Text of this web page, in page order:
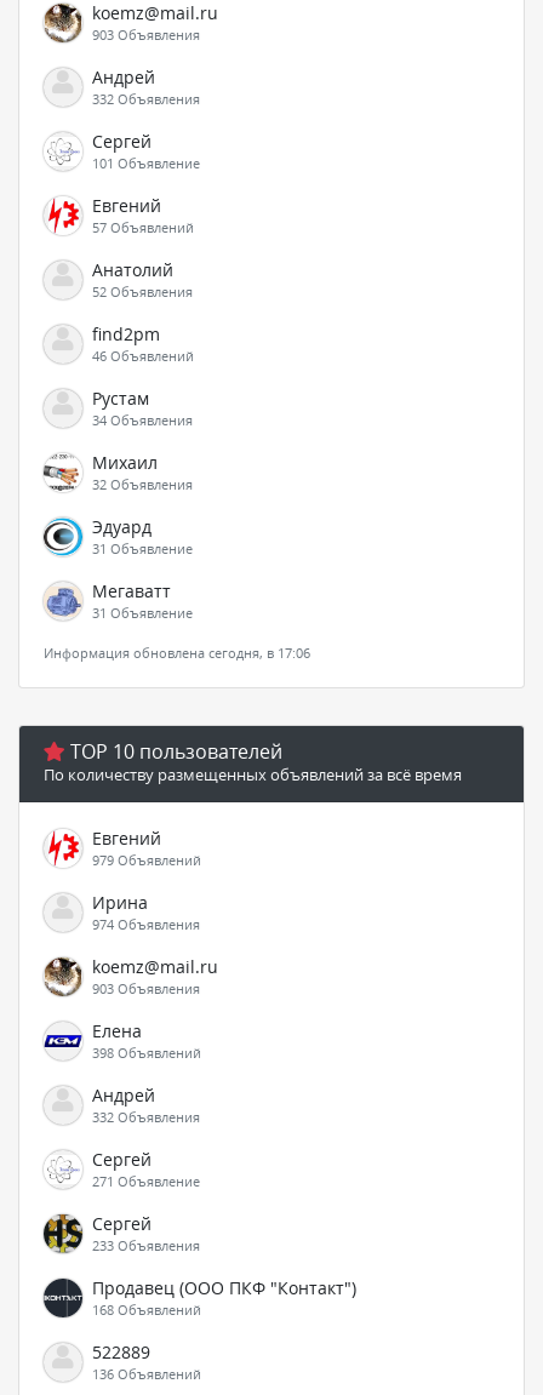
koemz@mail.ru
903 Объявления
Андрей
332 Объявления
Сергей
101 Объявление
Евгений
57 Объявлений
Анатолий
52 Объявления
find2pm
46 Объявлений
Рустам
34 Объявления
Михаил
32 Объявления
Эдуард
31 Объявление
Мегаватт
31 Объявление
Информация обновлена сегодня, в 17:06
TOP 10 пользователей
По количеству размещенных объявлений за всё время
Евгений
979 Объявлений
Ирина
974 Объявления
koemz@mail.ru
903 Объявления
Елена
398 Объявлений
Андрей
332 Объявления
Сергей
271 Объявление
Сергей
233 Объявления
Продавец (ООО ПКФ "Контакт")
168 Объявлений
522889
136 Объявлений